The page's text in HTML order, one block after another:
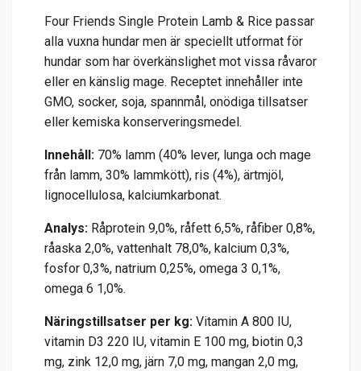
Four Friends Single Protein Lamb & Rice passar
alla vuxna hundar men är speciellt utformat för
hundar som har överkänslighet mot vissa råvaror
eller en känslig mage. Receptet innehåller inte
GMO, socker, soja, spannmål, onödiga tillsatser
eller kemiska konserveringsmedel.
Innehåll: 70% lamm (40% lever, lunga och mage
från lamm, 30% lammkött), ris (4%), ärtmjöl,
lignocellulosa, kalciumkarbonat.
Analys: Råprotein 9,0%, råfett 6,5%, råfiber 0,8%,
råaska 2,0%, vattenhalt 78,0%, kalcium 0,3%,
fosfor 0,3%, natrium 0,25%, omega 3 0,1%,
omega 6 1,0%.
Näringstillsatser per kg: Vitamin A 800 IU,
vitamin D3 220 IU, vitamin E 100 mg, biotin 0,3
mg, zink 12,0 mg, järn 7,0 mg, mangan 2,0 mg,